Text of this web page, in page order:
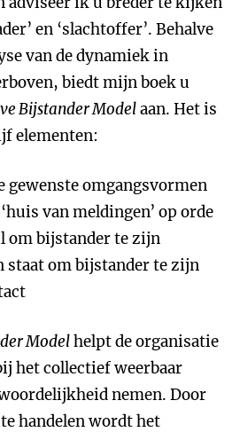
en ‘slachtoffer’. Behalve
van de dynamiek in
biedt mijn boek u
Bijstander Modelaan. Het is
elementen:
gewenste omgangsvormen
van meldingen’ op orde
om bijstander te zijn
staat om bijstander te zijn
Modelhelpt de organisatie
het collectief weerbaar
nemen. Door
handelen wordt het